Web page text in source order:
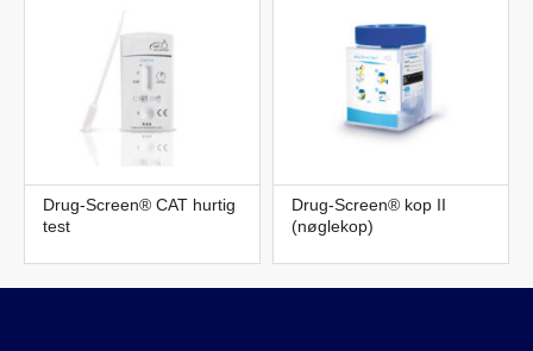
Drug-Screen® CAT hurtig
test
Drug-Screen® kop II
(nøglekop)